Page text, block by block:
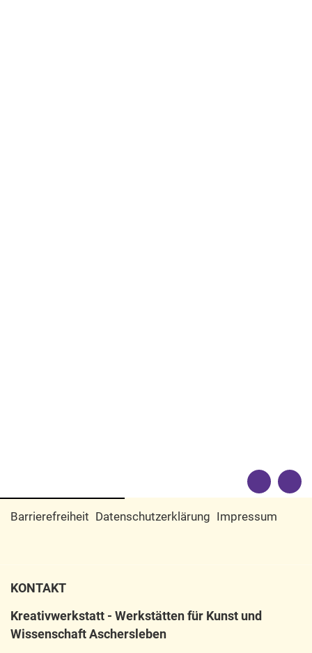
Barrierefreiheit Datenschutzerklärung Impressum
KONTAKT
Kreativwerkstatt - Werkstätten für Kunst und
Wissenschaft Aschersleben